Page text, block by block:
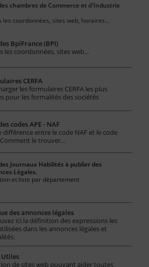
chambres de Commerce et d'Industrie
les coordonnées, sites web, horaires...
BpiFrance (BPI)
les coordonnées, sites web...
CERFA
les formulaires CERFA les plus
pour les formalités des sociétés
codes APE - NAF
différence entre le code NAF et le code
Comment le trouver…
Journaux Habilités à publier des
Légales.
et liste par département
des annonces légales
ici la définition des expressions les
dans les annonces légales et
Utiles
de sites web pouvant aider toutes